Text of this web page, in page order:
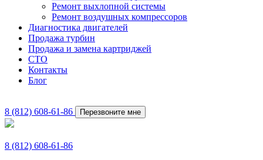
Ремонт выхлопной системы
Ремонт воздушных компрессоров
Диагностика двигателей
Продажа турбин
Продажа и замена картриджей
СТО
Контакты
Блог
8 (812) 608-61-86 Перезвоните мне
8 (812) 608-61-86